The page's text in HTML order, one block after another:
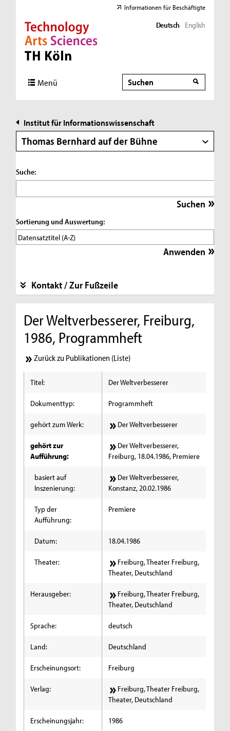
Direkt zur Hauptnavigation
Direkt zur Subnavigation
Direkt zum Inhalt
Direkt zum Fußbereich
Informationen für Beschäftigte
Deutsch English
Menü Suche
Suche
Institut für Informationswissenschaft
Thomas Bernhard auf der Bühne
Suche:
Sortierung und Auswertung:
Kontakt / Zur Fußzeile
Der Weltverbesserer, Freiburg,
1986, Programmheft
Zurück zu Publikationen (Liste)
Titel: Der Weltverbesserer
Dokumenttyp: Programmheft
gehört zum Werk: Der Weltverbesserer
gehört zur
Aufführung:
Der Weltverbesserer,
Freiburg, 18.04.1986, Premiere
basiert auf
Inszenierung:
Der Weltverbesserer,
Konstanz, 20.02.1986
Typ der
Aufführung:
Premiere
Datum: 18.04.1986
Theater:
Freiburg, Theater Freiburg,
Theater, Deutschland
Herausgeber:
Freiburg, Theater Freiburg,
Theater, Deutschland
Sprache: deutsch
Land: Deutschland
Erscheinungsort: Freiburg
Verlag:
Freiburg, Theater Freiburg,
Theater, Deutschland
Erscheinungsjahr: 1986